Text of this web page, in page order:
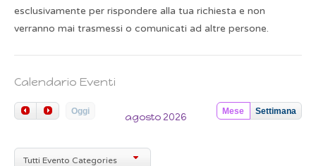
esclusivamente per rispondere alla tua richiesta e non
verranno mai trasmessi o comunicati ad altre persone.
Calendario Eventi
Oggi Mese Settimana
agosto 2026
Tutti Evento Categories